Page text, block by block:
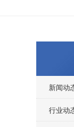
新闻动
行业动